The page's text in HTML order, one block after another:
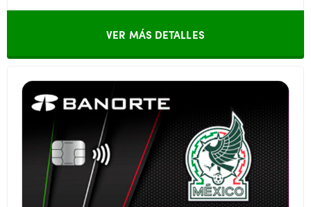
VER MÁS DETALLES